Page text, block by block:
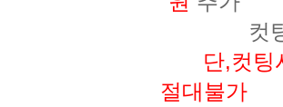
컷팅시 전
단,컷팅
절대불가